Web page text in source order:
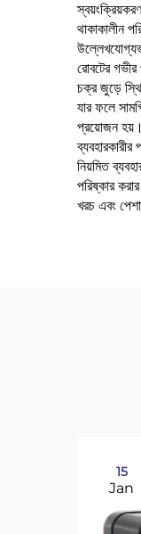
থাকাকালীন
রোবটের
চক্র জুড়ে
যার ফলে
প্রয়োজন হয়।
নিয়মিত
পরিষ্কার
খরচ এবং
15
Jan